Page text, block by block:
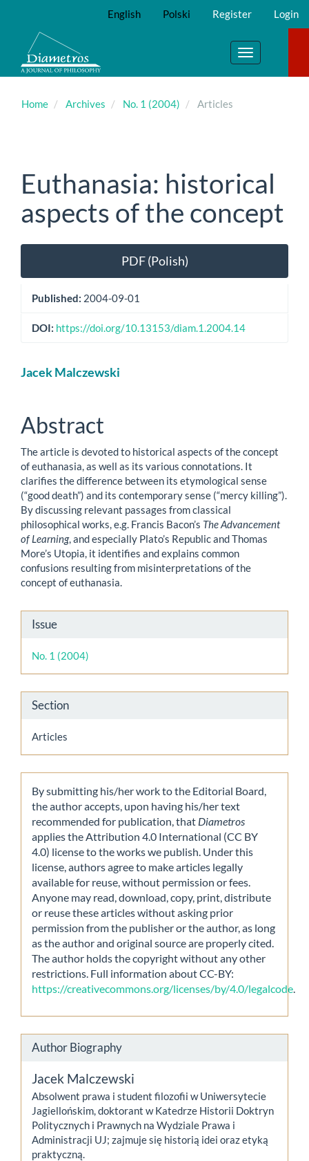
Main
Content
Sidebar
English Polski Register Login
Toggle
navigation
Home Archives No. 1 (2004) Articles
Euthanasia: historical
aspects of the concept
Article
Sidebar
PDF (Polish)
Published: 2004-09-01
DOI: https://doi.org/10.13153/diam.1.2004.14
Main
Content
Jacek Malczewski
Abstract
The article is devoted to historical aspects of the concept
of euthanasia, as well as its various connotations. It
clarifies the difference between its etymological sense
(“good death”) and its contemporary sense (“mercy killing”).
By discussing relevant passages from classical
philosophical works, e.g. Francis Bacon’s The Advancement
of Learning, and especially Plato’s Republic and Thomas
More’s Utopia, it identifies and explains common
confusions resulting from misinterpretations of the
concept of euthanasia.
Article
Details
Issue
No. 1 (2004)
Section
Articles
By submitting his/her work to the Editorial Board,
the author accepts, upon having his/her text
recommended for publication, that Diametros
applies the Attribution 4.0 International (CC BY
4.0) license to the works we publish. Under this
license, authors agree to make articles legally
available for reuse, without permission or fees.
Anyone may read, download, copy, print, distribute
or reuse these articles without asking prior
permission from the publisher or the author, as long
as the author and original source are properly cited.
The author holds the copyright without any other
restrictions. Full information about CC-BY:
https://creativecommons.org/licenses/by/4.0/legalcode
Author Biography
Jacek Malczewski
Absolwent prawa i student filozofii w Uniwersytecie
Jagiellońskim, doktorant w Katedrze Historii Doktryn
Politycznych i Prawnych na Wydziale Prawa i
Administracji UJ; zajmuje się historią idei oraz etyką
praktyczną.